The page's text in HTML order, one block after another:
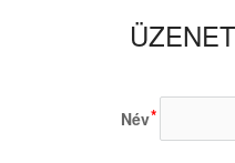
Név